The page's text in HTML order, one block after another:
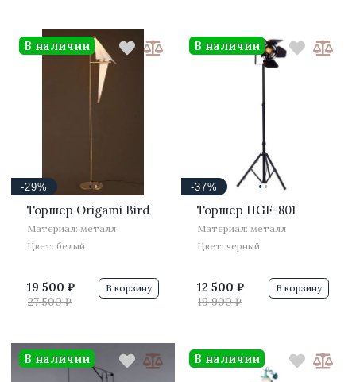
··
-29%
Торшер Origami Bird
Материал: металл
Цвет: белый
19 500 ₽
27 500 ₽
В наличии
В корзину
··
-37%
Торшер HGF-801
Материал: металл
Цвет: черный
12 500 ₽
19 900 ₽
В наличии
В корзину
В наличии В наличии